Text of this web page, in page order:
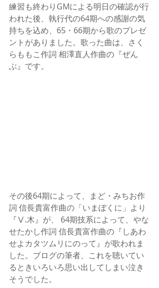
練習も終わりGMによる明日の確認が行
われた後、執行代の64期への感謝の気
持ちを込め、65・66期から歌のプレゼ
ントがありました。歌った曲は、さく
らももこ作詞 相澤直人作曲の『ぜん
ぶ』です。
その後64期によって、まど・みちお作
詞 信長貴富作曲の「いまぼくに」より
『Ⅴ.木』が、 64期技系によって、やな
せたかし作詞 信長貴富作曲の『しあわ
せよカタツムリにのって』が歌われま
した。ブログの筆者、これを聴いてい
るときいろいろ思い出してしまい泣き
そうでした。